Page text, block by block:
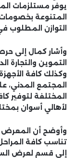
يوفر مستلزمات
التوازن المطلوب
وأشار كمال إلى
التموين والتجارة
وكذلك كافة
المجتمع المدني،
المختلفة لتوفير
لأهالي أسوان
وأوضح أن المعرض
تناسب كافة
إلى قسم لعرض